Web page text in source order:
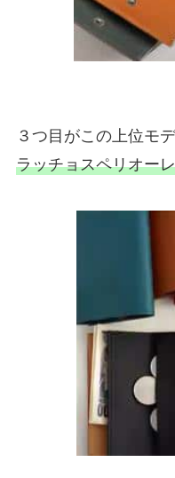
３つ目がこの上位モ
ラッチョスペリオーレ